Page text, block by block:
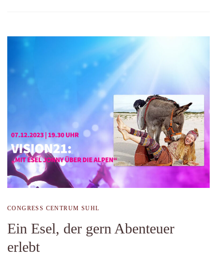
CONGRESS CENTRUM SUHL
Ein Esel, der gern Abenteuer
erlebt